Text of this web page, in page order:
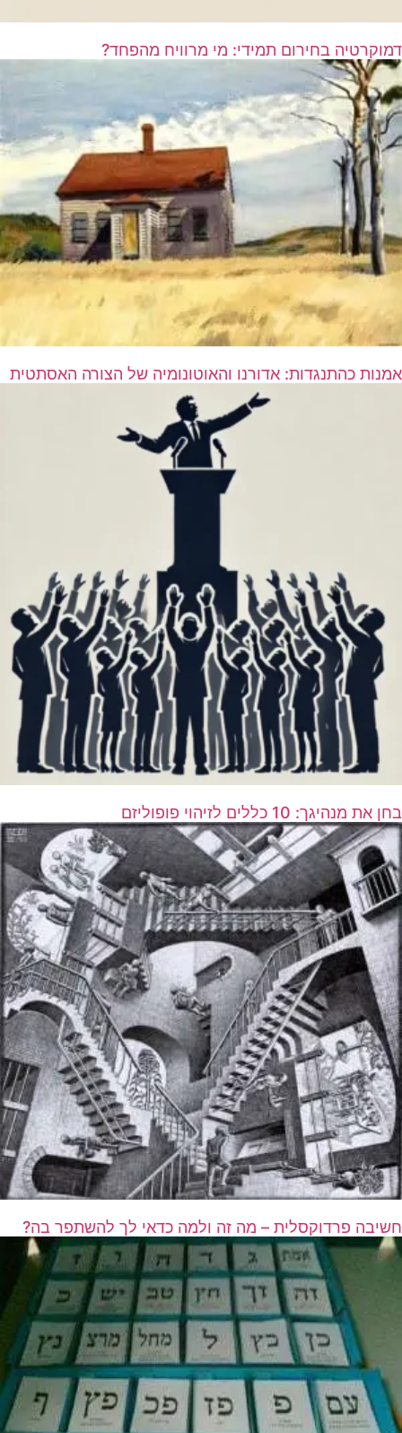
דמוקרטיה בחירום תמידי: מי מרוויח מהפחד?
אמנות כהתנגדות: אדורנו והאוטונומיה של הצורה האסתטית
בחן את מנהיגך: 10 כללים לזיהוי פופוליזם
חשיבה פרדוקסלית – מה זה ולמה כדאי לך להשתפר בה?